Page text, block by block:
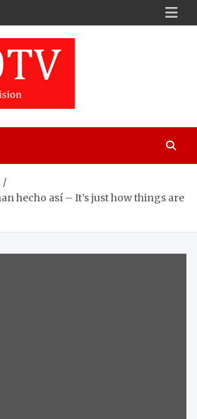
hecho así – It’s just how things are